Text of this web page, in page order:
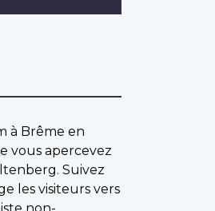
à Brême en
vous apercevez
Suivez
les visiteurs vers